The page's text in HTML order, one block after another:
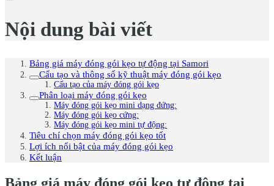
Nội dung bài viết
Bảng giá máy đóng gói kẹo tự động tại Samori
Cấu tạo và thông số kỹ thuật máy đóng gói kẹo
Cấu tạo của máy đóng gói kẹo
Phân loại máy đóng gói kẹo
Máy đóng gói kẹo mini dạng đứng:
Máy đóng gói kẹo cứng:
Máy đóng gói kẹo mini tự động:
Tiêu chí chọn máy đóng gói kẹo tốt
Lợi ích nổi bật của máy đóng gói kẹo
Kết luận
Bảng giá máy đóng gói kẹo tự động tại